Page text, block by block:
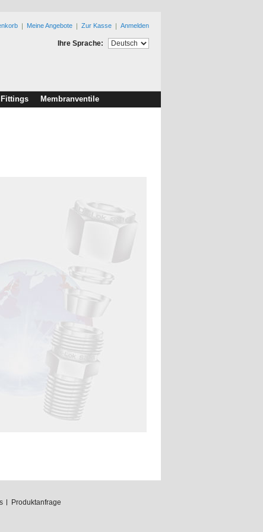
Meine Angebote Zur Kasse Anmelden
Ihre Sprache:
Membranventile
Produktanfrage